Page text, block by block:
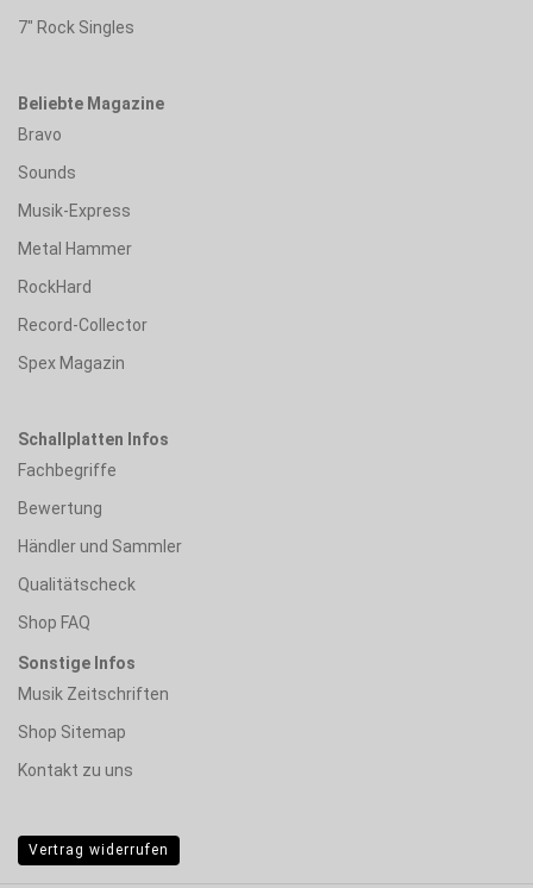
7" Rock Singles
Beliebte Magazine
Bravo
Sounds
Musik-Express
Metal Hammer
RockHard
Record-Collector
Spex Magazin
Schallplatten Infos
Fachbegriffe
Bewertung
Händler und Sammler
Qualitätscheck
Shop FAQ
Sonstige Infos
Musik Zeitschriften
Shop Sitemap
Kontakt zu uns
Vertrag widerrufen